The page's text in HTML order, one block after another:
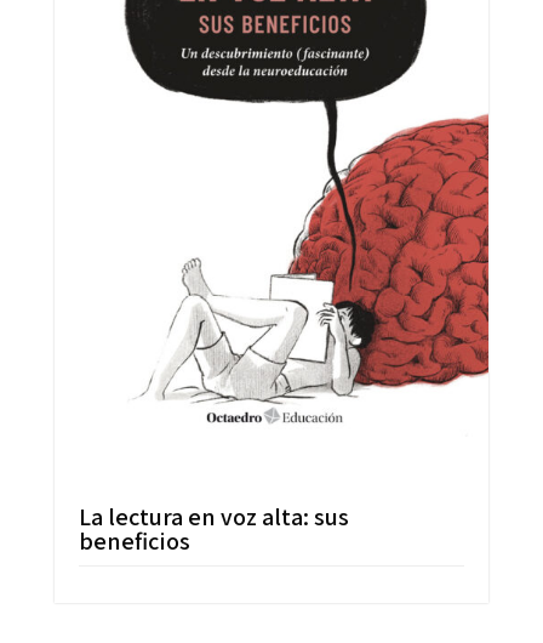
La lectura en voz alta: sus
beneficios